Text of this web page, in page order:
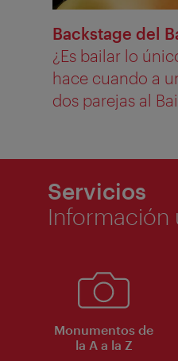
Backstage del
¿Es bailar lo
hace cuando a
dos parejas al
Servicios
Información
Monumentos de
la A a la Z